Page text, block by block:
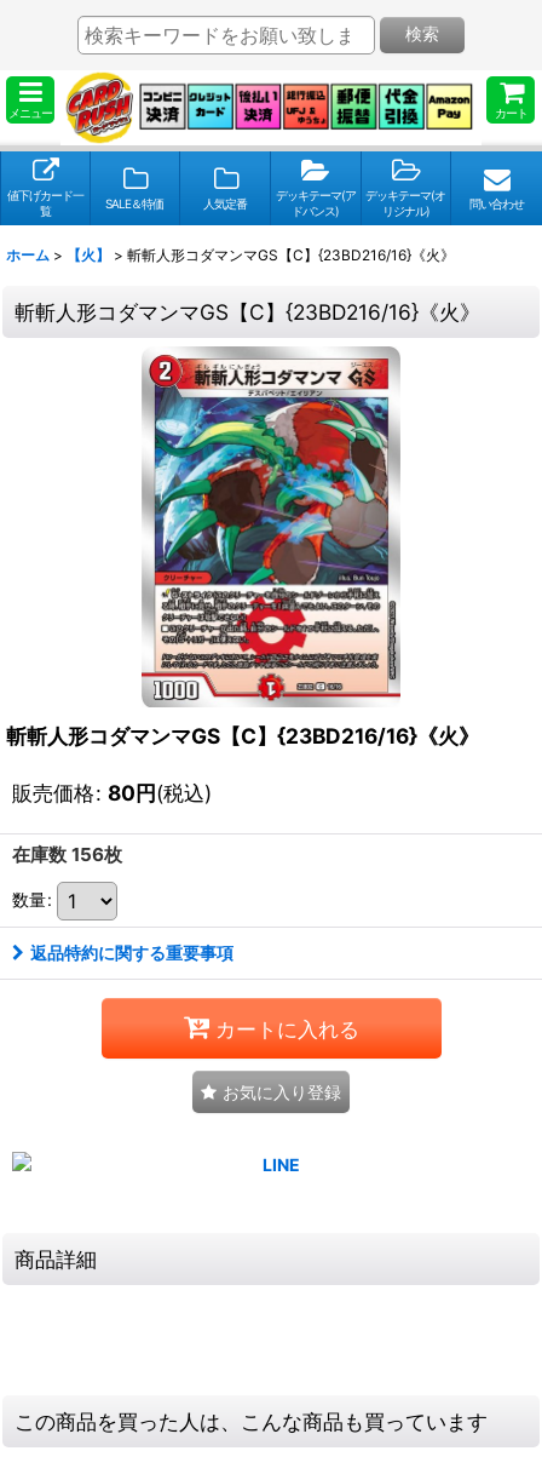
メニュー カート
検索
値下げカード一
覧
SALE＆特価 人気定番
デッキテーマ(ア
ドバンス)
デッキテーマ(オ
リジナル)
問い合わせ
ホーム > 【火】 > 斬斬人形コダマンマGS【C】{23BD216/16}《火》
斬斬人形コダマンマGS【C】{23BD216/16}《火》
斬斬人形コダマンマGS【C】{23BD216/16}《火》
販売価格: 80円(税込)
在庫数 156枚
数量:
返品特約に関する重要事項
カートに入れる
お気に入り登録
商品詳細
この商品を買った人は、こんな商品も買っています